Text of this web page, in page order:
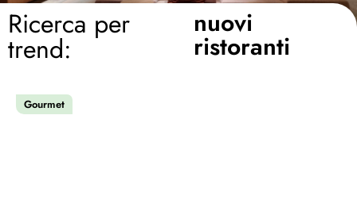
Ricerca per
trend:
nuovi
ristoranti
Gourmet